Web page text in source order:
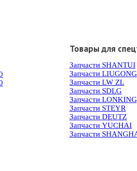
Товары для
Запчасти SHANTUI
Запчасти LIUGONG
Запчасти LW ZL
Запчасти SDLG
Запчасти
Запчасти STEYR
Запчасти DEUTZ
Запчасти YUCHAI
Запчасти